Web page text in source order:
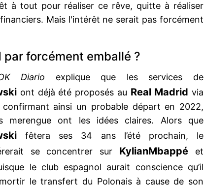
à tout pour réaliser ce rêve, quitte à réaliser
Mais l'intérêt ne serait pas forcément
par forcément emballé ?
Diario explique que les services de
ont déjà été proposés au Real Madrid via
confirmant ainsi un probable départ en 2022,
merengue ont les idées claires. Alors que
fêtera ses 34 ans l’été prochain, le
se concentrer sur KylianMbappé et
le club espagnol aurait conscience qu’il
le transfert du Polonais à cause de son